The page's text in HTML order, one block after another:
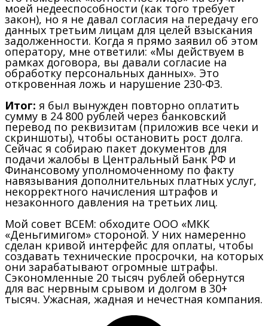
моей недееспособности (как того требует
закон), но я не давал согласия на передачу его
данных третьим лицам для целей взыскания
задолженности. Когда я прямо заявил об этом
оператору, мне ответили: «Мы действуем в
рамках договора, вы давали согласие на
обработку персональных данных». Это
откровенная ложь и нарушение 230-ФЗ.
Итог: я был вынужден повторно оплатить
сумму в 24 800 рублей через банковский
перевод по реквизитам (приложив все чеки и
скриншоты), чтобы остановить рост долга.
Сейчас я собираю пакет документов для
подачи жалобы в Центральный Банк РФ и
Финансовому уполномоченному по факту
навязывания дополнительных платных услуг,
некорректного начисления штрафов и
незаконного давления на третьих лиц.
Мой совет ВСЕМ: обходите ООО «МКК
«Деньгимигом» стороной. У них намеренно
сделан кривой интерфейс для оплаты, чтобы
создавать технические просрочки, на которых
они зарабатывают огромные штрафы.
Сэкономленные 20 тысяч рублей обернутся
для вас нервным срывом и долгом в 30+
тысяч. Ужасная, жадная и нечестная компания.